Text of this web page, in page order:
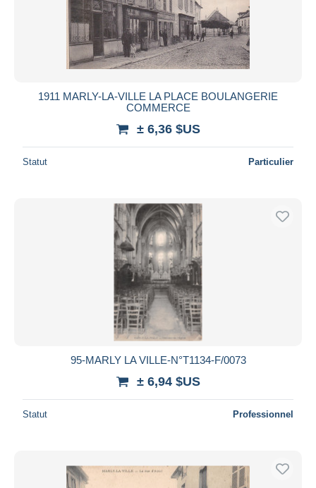
1911 MARLY-LA-VILLE LA PLACE BOULANGERIE
COMMERCE
± 6,36 $US
Statut Particulier
95-MARLY LA VILLE-N°T1134-F/0073
± 6,94 $US
Statut Professionnel